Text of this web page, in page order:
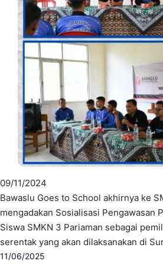
09/11/2024
Bawaslu Goes to School akhirnya ke
mengadakan Sosialisasi Pengawasan
Siswa SMKN 3 Pariaman sebagai
serentak yang akan dilaksanakan di
11/06/2025